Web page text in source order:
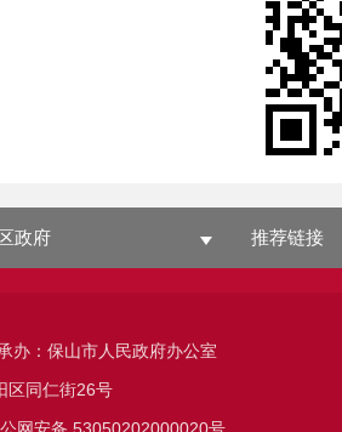
政府 推荐链接
办：保山市人民政府办公室
区同仁街26号